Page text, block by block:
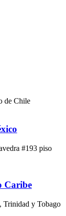
de Chile
#193 piso
Caribe
Trinidad y Tobago